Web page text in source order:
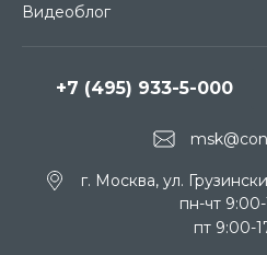
Видеоблог
+7 (495) 933-5-000
г. Москва, ул.
пн-чт
пт 9:00-